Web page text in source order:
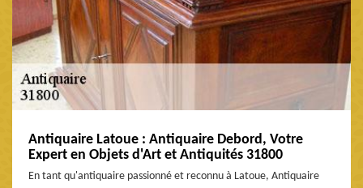
Antiquaire Latoue : Antiquaire Debord, Votre
Expert en Objets d'Art et Antiquités 31800
En tant qu'antiquaire passionné et reconnu à Latoue, Antiquaire